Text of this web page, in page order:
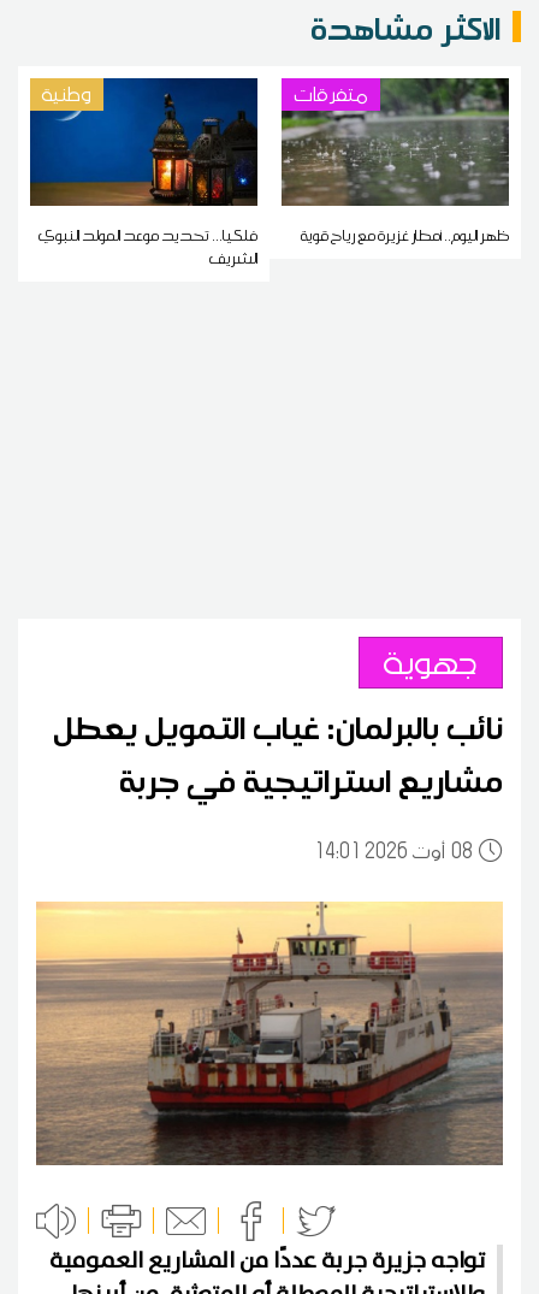
الاكثر مشاهدة
متفرقات
ظهر اليوم.. أمطار غزيرة مع رياح قوية
وطنية
فلكيا... تحديد موعد المولد النبوي
الشريف
جهوية
نائب بالبرلمان: غياب التمويل يعطل
مشاريع استراتيجية في جربة
0814:01 2026 أوت
تواجه جزيرة جربة عددًا من المشاريع العمومية